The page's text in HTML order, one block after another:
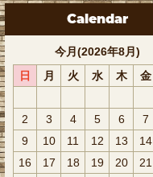
Calendar
今月(2026年8月)
日
月 火 水 木 金
2
3 4 5 6 7
9
10 11 12 13 14
16
17 18 19 20 21